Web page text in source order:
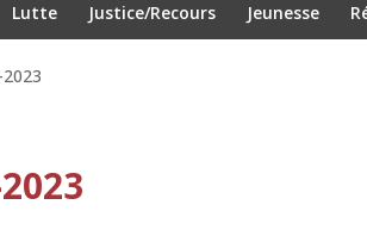
Lutte Justice/Recours Jeunesse